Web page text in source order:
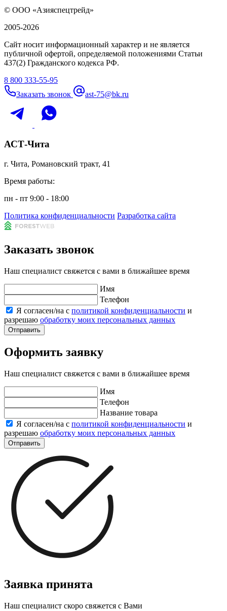
© ООО «Азияспецтрейд»
2005-2026
Сайт носит информационный характер и не является
публичной офертой, определяемой положениями Статьи
437(2) Гражданского кодекса РФ.
8 800 333-55-95
Заказать звонок
ast-75@bk.ru
АСТ-Чита
г. Чита, Романовский тракт, 41
Время работы:
пн - пт 9:00 - 18:00
Политика конфиденциальности Разработка сайта
Заказать звонок
Наш специалист свяжется с вами в ближайшее время
Имя
Телефон
Я согласен/на с политикой конфиденциальности и
разрешаю обработку моих персональных данных
Отправить
Оформить заявку
Наш специалист свяжется с вами в ближайшее время
Имя
Телефон
Название товара
Я согласен/на с политикой конфиденциальности и
разрешаю обработку моих персональных данных
Отправить
Заявка принята
Наш специалист скоро свяжется с Вами